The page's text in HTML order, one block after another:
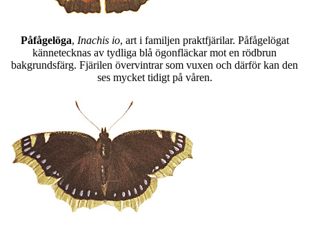
Påfågelöga, Inachis io, art i familjen praktfjärilar. Påfågelögat
kännetecknas av tydliga blå ögonfläckar mot en rödbrun
bakgrundsfärg. Fjärilen övervintrar som vuxen och därför kan den
ses mycket tidigt på våren.